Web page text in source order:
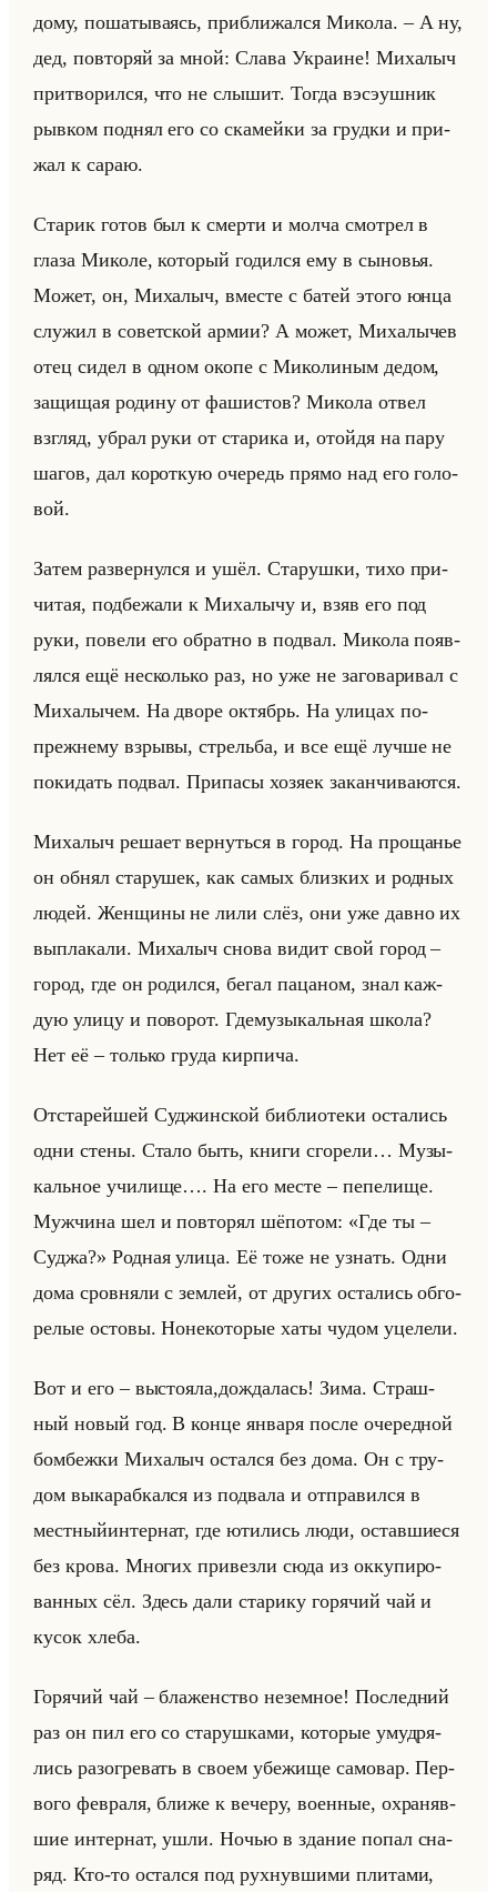
дому, по­ша­ты­ва­ясь, при­бли­жал­ся Ми­ко­ла. – А ну,
дед, по­вто­ряй за мной: Слава Укра­ине! Ми­ха­лыч
при­тво­рил­ся, что не слы­шит. Тогда вэ­сэуш­ник
рыв­ком под­нял его со ска­мейки за груд­ки и при­
жал к сараю.
Ста­рик готов был к смер­ти и молча смот­рел в
глаза Ми­ко­ле, ко­то­рый го­дил­ся ему в сы­но­вья.
Может, он, Ми­ха­лыч, вме­сте с батей этого юнца
слу­жил в со­вет­ской армии? А может, Ми­ха­лы­чев
отец сидел в одном окопе с Ми­ко­ли­ным дедом,
за­щи­щая ро­ди­ну от фа­ши­стов? Ми­ко­ла отвел
взгляд, убрал руки от ста­ри­ка и, отойдя на пару
шагов, дал ко­рот­кую оче­редь прямо над его го­ло­
вой.
Затем раз­вер­нул­ся и ушёл. Ста­руш­ки, тихо при­
чи­тая, под­бе­жа­ли к Ми­ха­лы­чу и, взяв его под
руки, по­ве­ли его об­рат­но в под­вал. Ми­ко­ла по­яв­
лял­ся ещё несколько раз, но уже не за­го­ва­ри­вал с
Ми­ха­лы­чем. На дворе ок­тябрь. На ули­цах по-
преж­не­му взры­вы, стрельба, и все ещё лучше не
по­ки­дать под­вал. При­па­сы хо­зя­ек за­кан­чи­ва­ют­ся.
Ми­ха­лыч ре­ша­ет вер­нуться в город. На про­ща­нье
он обнял ста­ру­шек, как самых близ­ких и род­ных
людей. Жен­щи­ны не лили слёз, они уже давно их
вы­пла­ка­ли. Ми­ха­лыч снова видит свой город –
город, где он ро­дил­ся, бегал па­ца­ном, знал каж­
дую улицу и по­во­рот. Где­му­зы­кальная школа?
Нет её – только груда кир­пи­ча.
От­ста­рейшей Суд­жин­ской биб­лио­те­ки оста­лись
одни стены. Стало быть, книги сго­ре­ли… Му­зы­
кальное учи­ли­ще…. На его месте – пе­пе­ли­ще.
Муж­чи­на шел и по­вто­рял шё­по­том: «Где ты –
Суджа?» Род­ная улица. Её тоже не узнать. Одни
дома сров­ня­ли с зем­лей, от дру­гих оста­лись об­го­
ре­лые осто­вы. Но­не­ко­то­рые хаты чудом уце­ле­ли.
Вот и его – вы­сто­яла,до­жда­лась! Зима. Страш­
ный новый год. В конце ян­ва­ря после оче­ред­ной
бом­беж­ки Ми­ха­лыч остал­ся без дома. Он с тру­
дом вы­ка­раб­кал­ся из под­ва­ла и от­пра­вил­ся в
мест­ныйин­тер­нат, где юти­лись люди, остав­ши­еся
без крова. Мно­гих при­вез­ли сюда из ок­ку­пи­ро­
ван­ных сёл. Здесь дали ста­ри­ку го­ря­чий чай и
кусок хлеба.
Го­ря­чий чай – бла­жен­ство незем­ное! По­след­ний
раз он пил его со ста­руш­ка­ми, ко­то­рые умуд­ря­
лись разо­гре­вать в своем убе­жи­ще са­мо­вар. Пер­
во­го фев­ра­ля, ближе к ве­че­ру, во­ен­ные, охра­няв­
шие ин­тер­нат, ушли. Ночью в зда­ние попал сна­
ряд. Кто-то остал­ся под рух­нув­ши­ми пли­та­ми,